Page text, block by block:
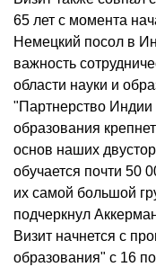
65 лет с момента
Немецкий посол в
важность
области науки и
"Партнерство
образования
основ наших
обучается почти 50
их самой большой
подчеркнул
Визит начнется с
образования" с 16